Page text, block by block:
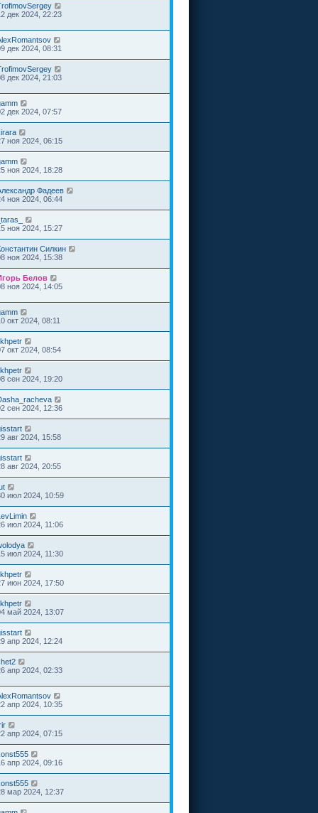
дек 2024, 22:23
дек 2024, 08:31
дек 2024, 21:03
дек 2024, 07:57
ноя 2024, 06:15
ноя 2024, 18:28
Фадеев
ноя 2024, 06:44
_taras_
ноя 2024, 15:27
Силкин
ноя 2024, 15:38
Белов
ноя 2024, 14:05
окт 2024, 08:11
окт 2024, 08:54
сен 2024, 19:20
сен 2024, 12:36
авг 2024, 15:58
авг 2024, 20:55
июл 2024, 10:59
июл 2024, 11:06
июл 2024, 11:30
июн 2024, 17:50
май 2024, 13:07
апр 2024, 12:24
апр 2024, 02:33
апр 2024, 10:35
апр 2024, 07:15
апр 2024, 09:16
мар 2024, 12:37